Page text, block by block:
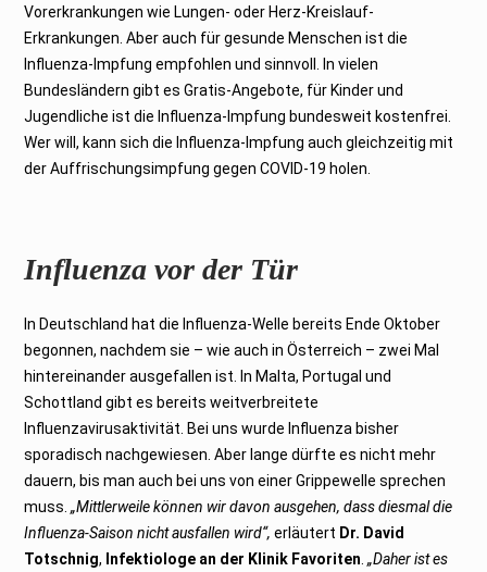
Vorerkrankungen wie Lungen- oder Herz-Kreislauf-
Erkrankungen. Aber auch für gesunde Menschen ist die
Influenza-Impfung empfohlen und sinnvoll. In vielen
Bundesländern gibt es Gratis-Angebote, für Kinder und
Jugendliche ist die Influenza-Impfung bundesweit kostenfrei.
Wer will, kann sich die Influenza-Impfung auch gleichzeitig mit
der Auffrischungsimpfung gegen COVID-19 holen.
Influenza vor der Tür
In Deutschland hat die Influenza-Welle bereits Ende Oktober
begonnen, nachdem sie – wie auch in Österreich – zwei Mal
hintereinander ausgefallen ist. In Malta, Portugal und
Schottland gibt es bereits weitverbreitete
Influenzavirusaktivität. Bei uns wurde Influenza bisher
sporadisch nachgewiesen. Aber lange dürfte es nicht mehr
dauern, bis man auch bei uns von einer Grippewelle sprechen
muss.„Mittlerweile können wir davon ausgehen, dass diesmal die
Influenza-Saison nicht ausfallen wird“, erläutert Dr. David
Totschnig, Infektiologe an der Klinik Favoriten .„Daher ist es